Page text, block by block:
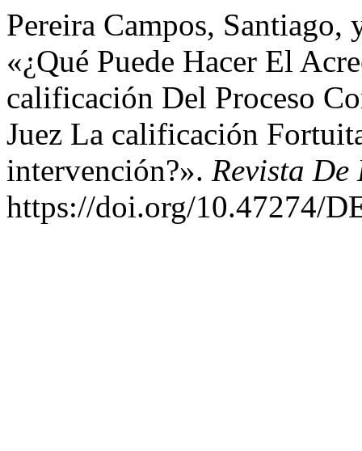
Pereira Campos, Santiago,
«¿Qué Puede Hacer El
calificación Del Proceso
Juez La calificación
intervención?». Revista De
https://doi.org/10.47274/